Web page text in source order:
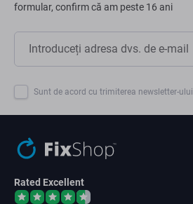
formular, confirm că am peste 16 ani
Sunt de acord cu trimiterea newsletter-ului
Rated Excellent